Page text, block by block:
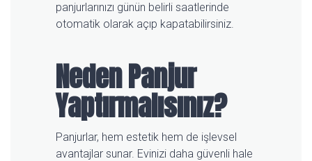
panjurlarınızı günün belirli saatlerinde
otomatik olarak açıp kapatabilirsiniz.
Neden Panjur
Yaptırmalısınız?
Panjurlar, hem estetik hem de işlevsel
avantajlar sunar. Evinizi daha güvenli hale